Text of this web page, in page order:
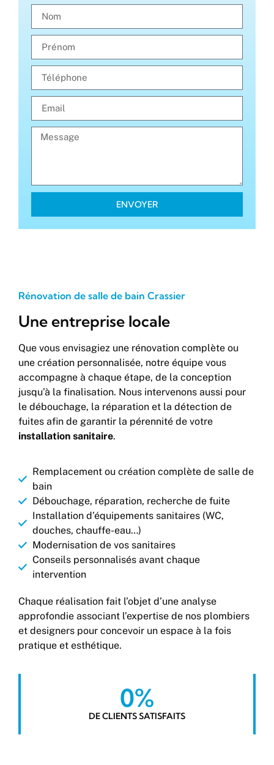
ENVOYER
Rénovation de salle de bain Crassier
Une entreprise locale
Que vous envisagiez une rénovation complète ou
une création personnalisée, notre équipe vous
accompagne à chaque étape, de la conception
jusqu’à la finalisation. Nous intervenons aussi pour
le débouchage, la réparation et la détection de
fuites afin de garantir la pérennité de votre
installation sanitaire.
Remplacement ou création complète de salle de
bain
Débouchage, réparation, recherche de fuite
Installation d’équipements sanitaires (WC,
douches, chauffe-eau…)
Modernisation de vos sanitaires
Conseils personnalisés avant chaque
intervention
Chaque réalisation fait l’objet d’une analyse
approfondie associant l’expertise de nos plombiers
et designers pour concevoir un espace à la fois
pratique et esthétique.
DE CLIENTS SATISFAITS
0%